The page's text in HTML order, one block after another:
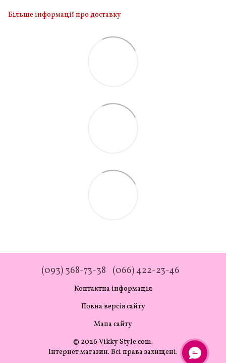
Більше інформації про доставку
(093) 368-73-38 (066) 422-23-46
Контактна інформація
Повна версія сайту
Мапа сайту
© 2026 Vikky Style.com.
Інтернет магазин. Всі права захищені.